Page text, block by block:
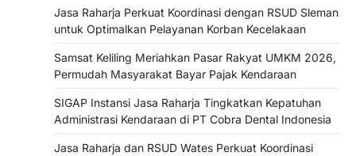
Jasa Raharja Perkuat Koordinasi dengan RSUD Sleman
untuk Optimalkan Pelayanan Korban Kecelakaan
Samsat Keliling Meriahkan Pasar Rakyat UMKM 2026,
Permudah Masyarakat Bayar Pajak Kendaraan
SIGAP Instansi Jasa Raharja Tingkatkan Kepatuhan
Administrasi Kendaraan di PT Cobra Dental Indonesia
Jasa Raharja dan RSUD Wates Perkuat Koordinasi